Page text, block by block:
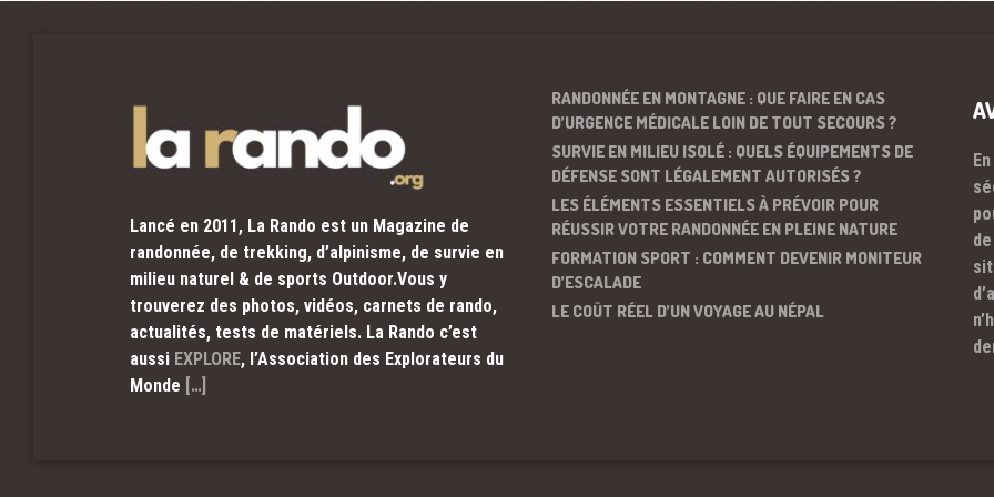
Lancé en 2011, La Rando est un Magazine de
randonnée, de trekking, d’alpinisme, de survie en
milieu naturel & de sports Outdoor.Vous y
trouverez des photos, vidéos, carnets de rando,
actualités, tests de matériels. La Rando c’est
aussi EXPLORE, l’Association des Explorateurs du
Monde […]
RANDONNÉE EN MONTAGNE : QUE FAIRE EN CAS
D’URGENCE MÉDICALE LOIN DE TOUT SECOURS ?
SURVIE EN MILIEU ISOLÉ : QUELS ÉQUIPEMENTS DE
DÉFENSE SONT LÉGALEMENT AUTORISÉS ?
LES ÉLÉMENTS ESSENTIELS À PRÉVOIR POUR
RÉUSSIR VOTRE RANDONNÉE EN PLEINE NATURE
FORMATION SPORT : COMMENT DEVENIR MONITEUR
D’ESCALADE
LE COÛT RÉEL D’UN VOYAGE AU NÉPAL